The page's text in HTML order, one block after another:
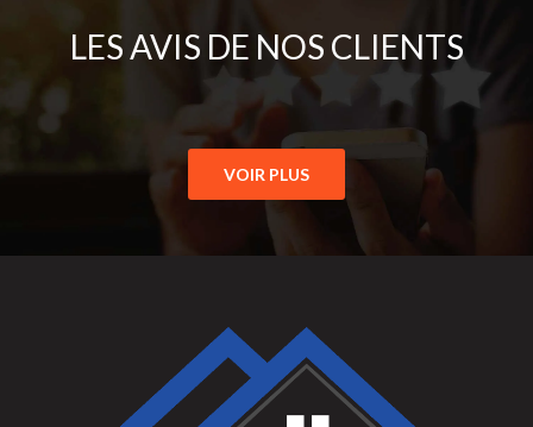
LES AVIS DE NOS CLIENTS
VOIR PLUS